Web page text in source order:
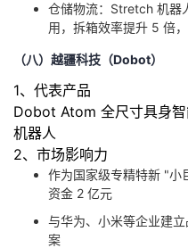
仓储物流：Stretch 机器
用，拆箱效率提升 5 倍
（八）越疆科技（Dobot）
1、代表产品
Dobot Atom 全尺寸具身
机器人
2、市场影响力
作为国家级专精特新 "小
资金 2 亿元
与华为、小米等企业建
案